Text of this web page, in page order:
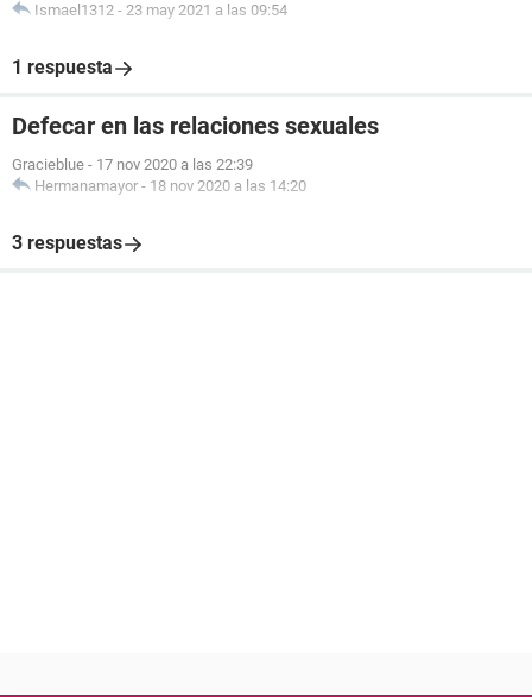
Ismael1312 - 23 may 2021 a las 09:54
1 respuesta
Defecar en las relaciones sexuales
Gracieblue - 17 nov 2020 a las 22:39
Hermanamayor - 18 nov 2020 a las 14:20
3 respuestas